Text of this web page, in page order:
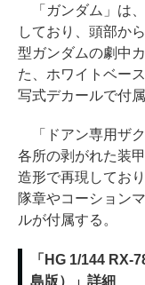
「ガンダム」は
しており、頭部か
型ガンダムの劇中
た、ホワイトベー
写式デカールで付属
「ドアン専用ザ
各所の剥がれた装
造形で再現してお
隊章やコーション
ルが付属する。
「HG 1/144 RX-
島版）」詳細